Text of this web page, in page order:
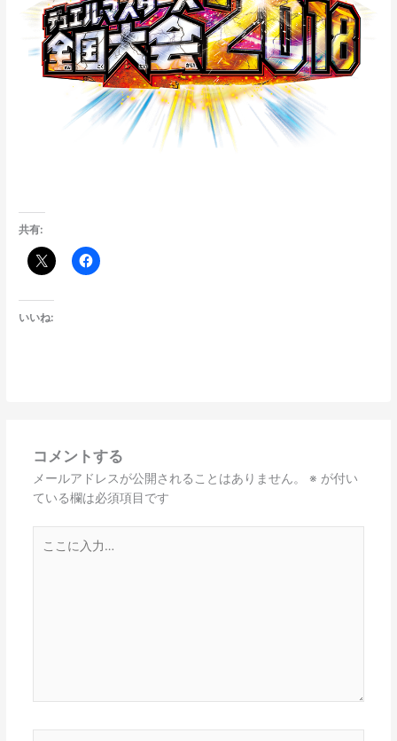
共有:
いいね:
コメントする
メールアドレスが公開されることはありません。 ※ が付い
ている欄は必須項目です